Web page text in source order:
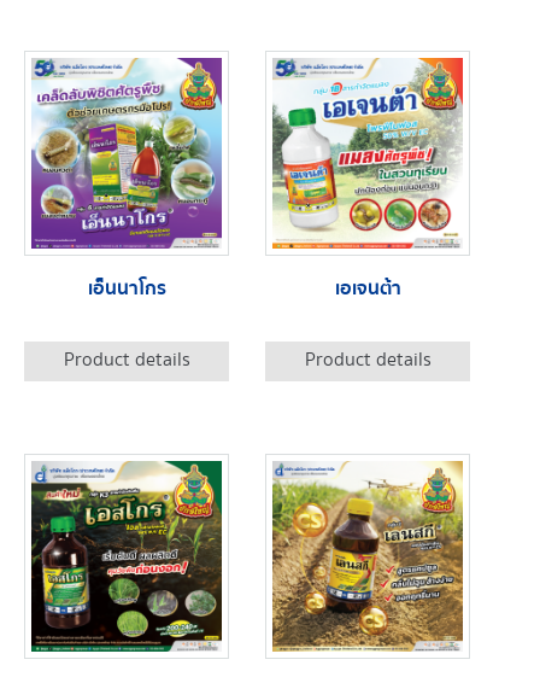
เอ็นนาโกร
Product details
เอเจนต้า
Product details